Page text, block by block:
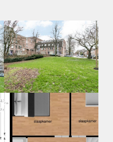
van de Eigenaar
van de Eigenaar